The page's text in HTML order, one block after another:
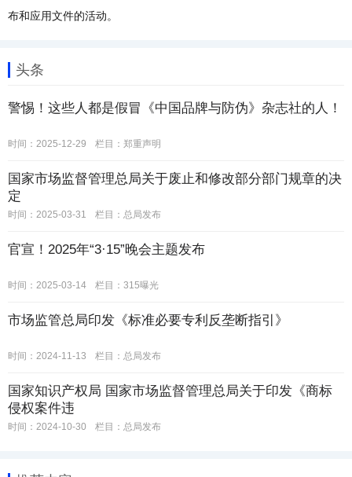
布和应用文件的活动。
头条
警惕！这些人都是假冒《中国品牌与防伪》杂志社的人！
时间：2025-12-29 栏目： 郑重声明
国家市场监督管理总局关于废止和修改部分部门规章的决
定
时间：2025-03-31 栏目： 总局发布
官宣！2025年“3·15”晚会主题发布
时间：2025-03-14 栏目： 315曝光
市场监管总局印发《标准必要专利反垄断指引》
时间：2024-11-13 栏目： 总局发布
国家知识产权局 国家市场监督管理总局关于印发《商标
侵权案件违
时间：2024-10-30 栏目： 总局发布